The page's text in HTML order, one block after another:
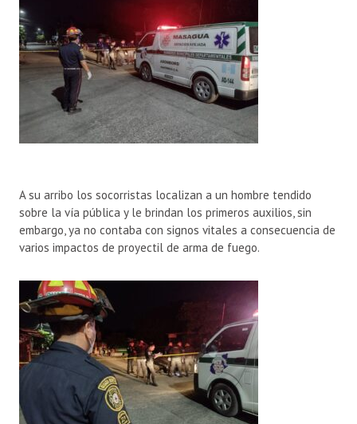
A su arribo los socorristas localizan a un hombre tendido
sobre la vía pública y le brindan los primeros auxilios, sin
embargo, ya no contaba con signos vitales a consecuencia de
varios impactos de proyectil de arma de fuego.